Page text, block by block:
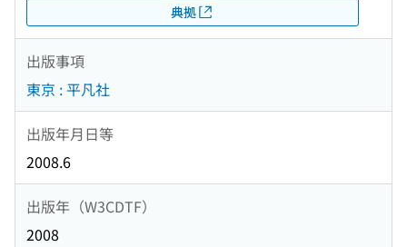
典拠
出版事項
東京 : 平凡社
出版年月日等
2008.6
出版年（W3CDTF）
2008